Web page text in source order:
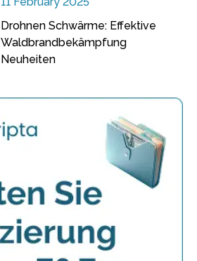
Drohnen Schwärme: Effektive
Waldbrandbekämpfung
Neuheiten